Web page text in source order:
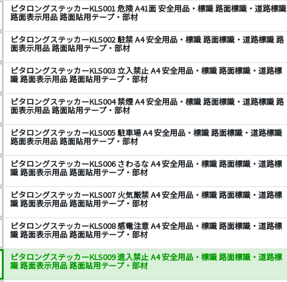
ピタロングステッカーKLS001 危険 A41面 安全用品・標識 路面標識・道路標識
路面表示用品 路面貼用テープ・部材
ピタロングステッカーKLS002 駐禁 A4 安全用品・標識 路面標識・道路標識 路
面表示用品 路面貼用テープ・部材
ピタロングステッカーKLS003 立入禁止 A4 安全用品・標識 路面標識・道路標
識 路面表示用品 路面貼用テープ・部材
ピタロングステッカーKLS004 禁煙 A4 安全用品・標識 路面標識・道路標識 路
面表示用品 路面貼用テープ・部材
ピタロングステッカーKLS005 駐車場 A4 安全用品・標識 路面標識・道路標識
路面表示用品 路面貼用テープ・部材
ピタロングステッカーKLS006 さわるな A4 安全用品・標識 路面標識・道路標
識 路面表示用品 路面貼用テープ・部材
ピタロングステッカーKLS007 火気厳禁 A4 安全用品・標識 路面標識・道路標
識 路面表示用品 路面貼用テープ・部材
ピタロングステッカーKLS008 感電注意 A4 安全用品・標識 路面標識・道路標
識 路面表示用品 路面貼用テープ・部材
ピタロングステッカーKLS009 進入禁止 A4 安全用品・標識 路面標識・道路標
識 路面表示用品 路面貼用テープ・部材